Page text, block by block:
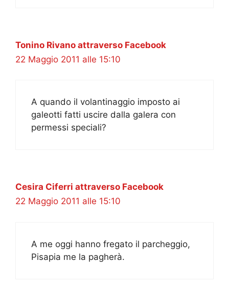
Tonino Rivano attraverso Facebook
22 Maggio 2011 alle 15:10
A quando il volantinaggio imposto ai
galeotti fatti uscire dalla galera con
permessi speciali?
Cesira Ciferri attraverso Facebook
22 Maggio 2011 alle 15:10
A me oggi hanno fregato il parcheggio,
Pisapia me la pagherà.